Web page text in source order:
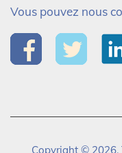
Vous pouvez nous
Copyright © 2026.